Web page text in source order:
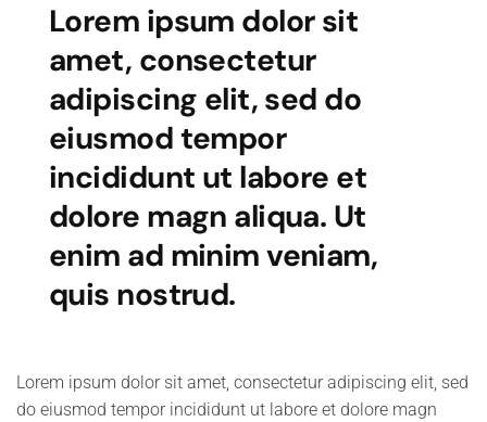
Lorem ipsum dolor sit
amet, consectetur
adipiscing elit, sed do
eiusmod tempor
incididunt ut labore et
dolore magn aliqua. Ut
enim ad minim veniam,
quis nostrud.
Lorem ipsum dolor sit amet, consectetur adipiscing elit, sed
do eiusmod tempor incididunt ut labore et dolore magn